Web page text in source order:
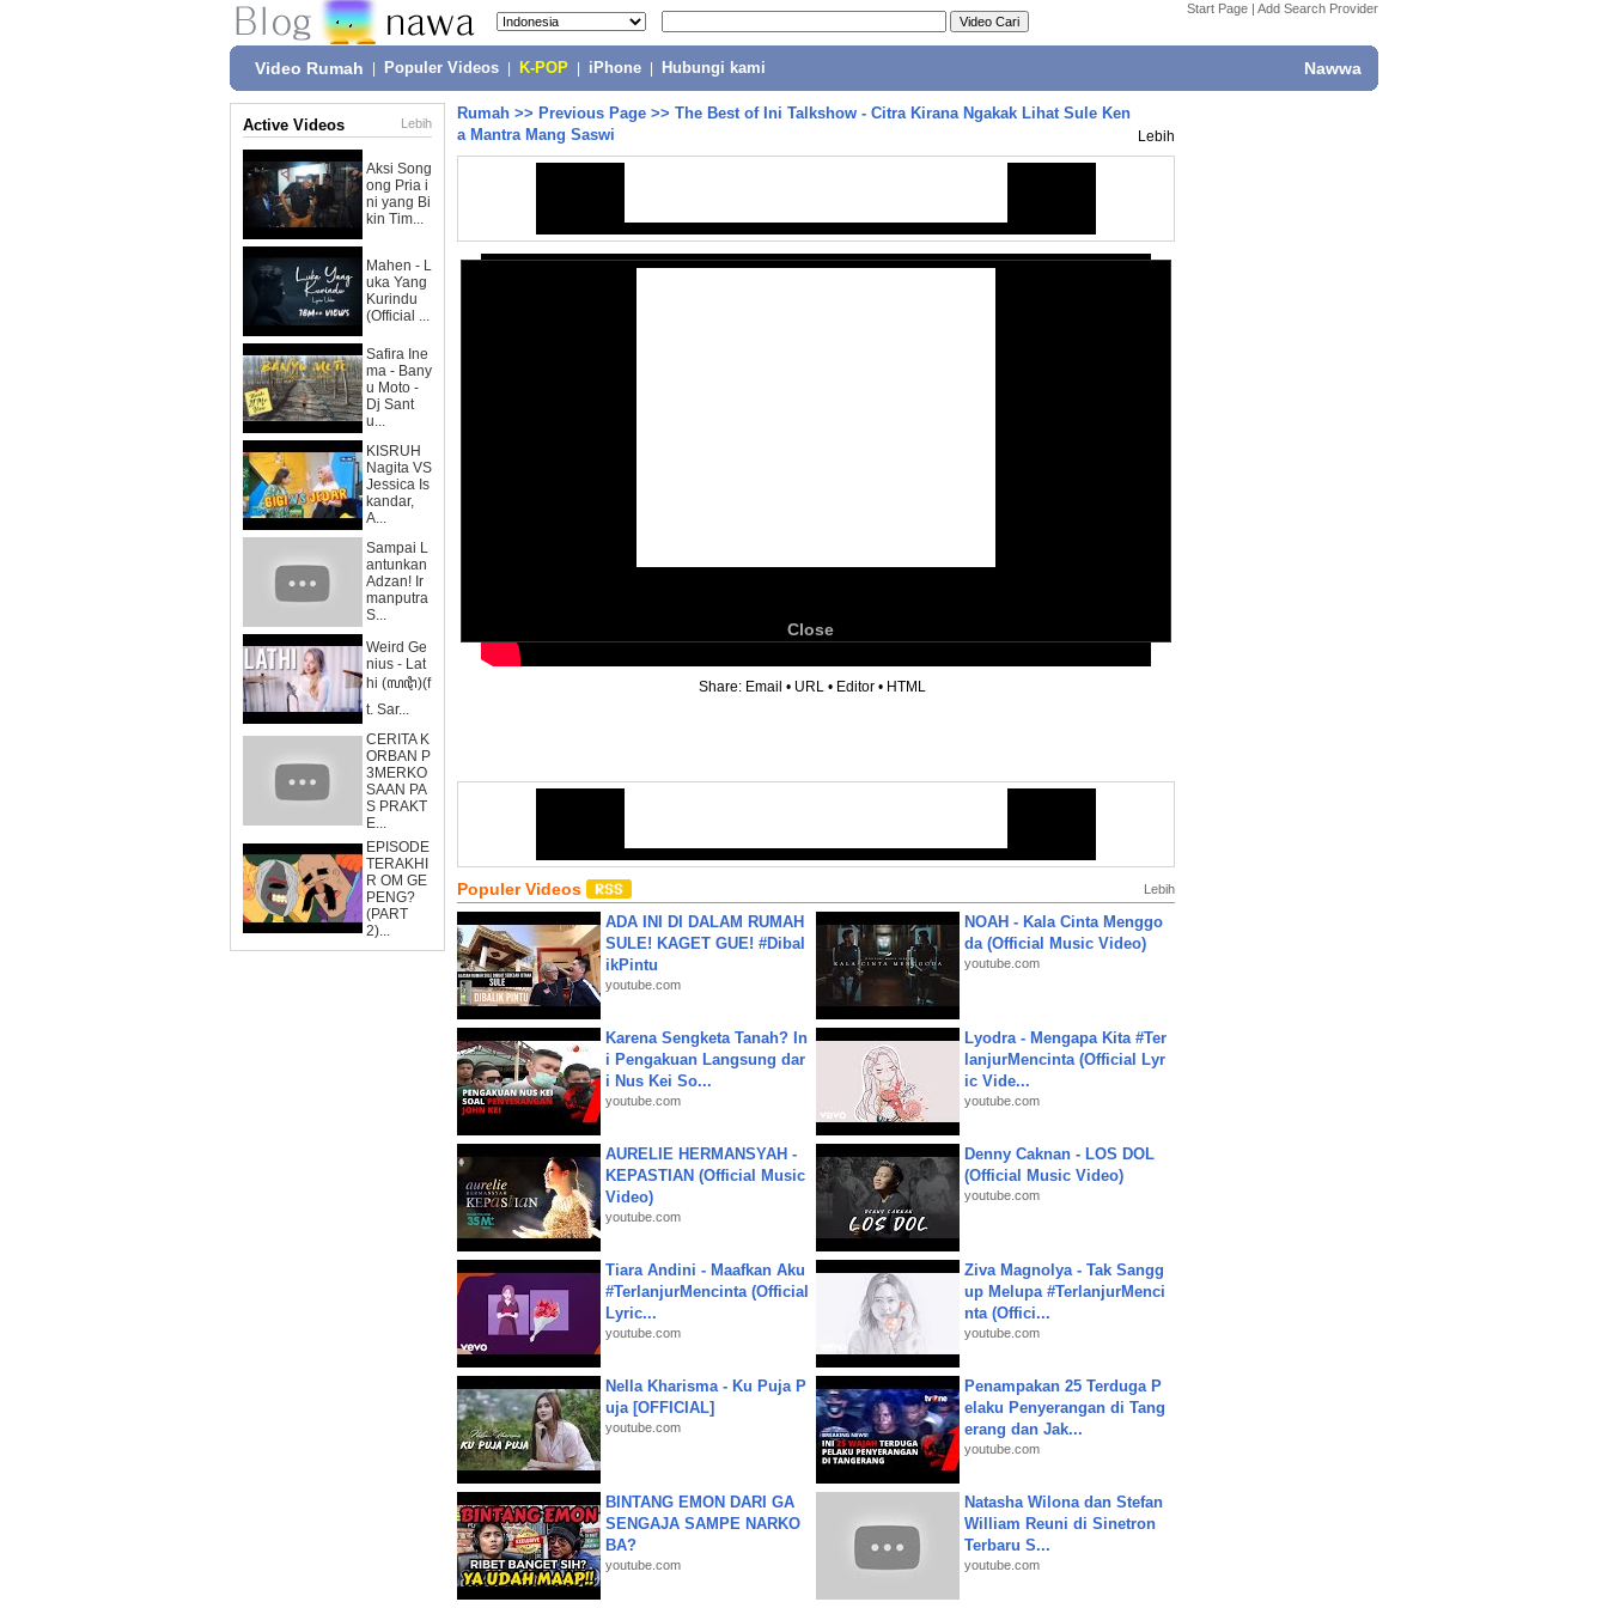
Start Page | Add Search Provider
Video Rumah Populer Videos K-POP iPhone Hubungi kami Nawwa
Active Videos Lebih
Aksi Song
ong Pria i
ni yang Bi
kin Tim...
Mahen - L
uka Yang
Kurindu
(Official ...
Safira Ine
ma - Bany
u Moto -
Dj Sant
u...
KISRUH
Nagita VS
Jessica Is
kandar,
A...
Sampai L
antunkan
Adzan! Ir
manputra
S...
Weird Ge
nius - Lat
hi (ꦭꦛꦶ)(f
t. Sar...
CERITA K
ORBAN P
3MERKO
SAAN PA
S PRAKT
E...
EPISODE
TERAKHI
R OM GE
PENG?
(PART
2)...
Rumah >> Previous Page >> The Best of Ini Talkshow - Citra Kirana Ngakak Lihat Sule Ken
a Mantra Mang Saswi
Lebih
Close
Share: Email • URL • Editor • HTML
Populer Videos Lebih
ADA INI DI DALAM RUMAH
SULE! KAGET GUE! #Dibal
ikPintu
youtube.com
NOAH - Kala Cinta Menggo
da (Official Music Video)
youtube.com
Karena Sengketa Tanah? In
i Pengakuan Langsung dar
i Nus Kei So...
youtube.com
Lyodra - Mengapa Kita #Ter
lanjurMencinta (Official Lyr
ic Vide...
youtube.com
AURELIE HERMANSYAH -
KEPASTIAN (Official Music
Video)
youtube.com
Denny Caknan - LOS DOL
(Official Music Video)
youtube.com
Tiara Andini - Maafkan Aku
#TerlanjurMencinta (Official
Lyric...
youtube.com
Ziva Magnolya - Tak Sangg
up Melupa #TerlanjurMenci
nta (Offici...
youtube.com
Nella Kharisma - Ku Puja P
uja [OFFICIAL]
youtube.com
Penampakan 25 Terduga P
elaku Penyerangan di Tang
erang dan Jak...
youtube.com
BINTANG EMON DARI GA
SENGAJA SAMPE NARKO
BA?
youtube.com
Natasha Wilona dan Stefan
William Reuni di Sinetron
Terbaru S...
youtube.com